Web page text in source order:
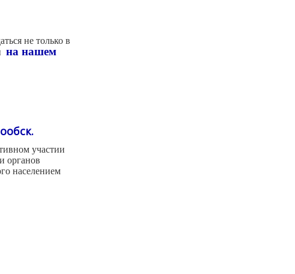
не только в
на нашем
участии
органов
населением